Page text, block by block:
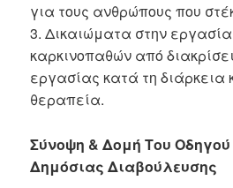
για τους ανθρώπους που
3. Δικαιώματα στην
καρκινοπαθών από
εργασίας κατά τη διάρκεια
θεραπεία.
Σύνοψη & Δομή Του
Δημόσιας Διαβούλευσης